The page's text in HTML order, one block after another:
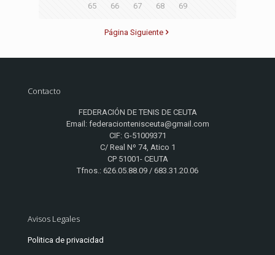
65 66 67 68 69
Página Siguiente
Contacto
FEDERACIÓN DE TENIS DE CEUTA
Email: federaciontenisceuta@gmail.com
CIF: G-51009371
C/ Real Nº 74, Atico 1
CP 51001- CEUTA
Tfnos.: 626.05.88.09 / 683.31.20.06
Avisos Legales
Politica de privacidad